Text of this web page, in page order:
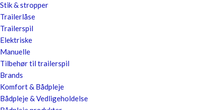
Stik & stropper
Trailerlåse
Trailerspil
Elektriske
Manuelle
Tilbehør til trailerspil
Brands
Komfort & Bådpleje
Bådpleje & Vedligeholdelse